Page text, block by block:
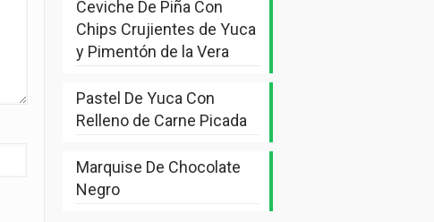
Ceviche De Piña Con
Chips Crujientes de Yuca
y Pimentón de la Vera
Pastel De Yuca Con
Relleno de Carne Picada
Marquise De Chocolate
Negro